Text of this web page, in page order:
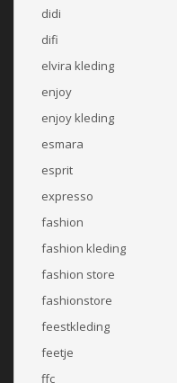
didi
difi
elvira kleding
enjoy
enjoy kleding
esmara
esprit
expresso
fashion
fashion kleding
fashion store
fashionstore
feestkleding
feetje
ffc